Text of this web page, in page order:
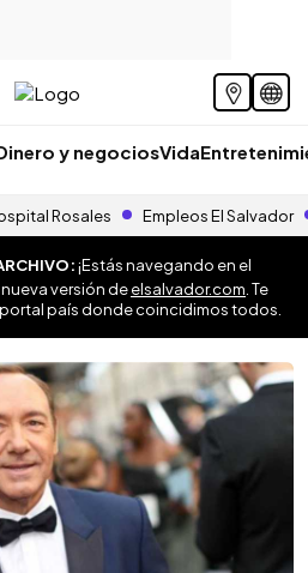
y negociosVida
Rosales Empleos El Salvador
¡Estás navegando en el
versión deelsalvador.com . Te
país donde coincidimos todos.